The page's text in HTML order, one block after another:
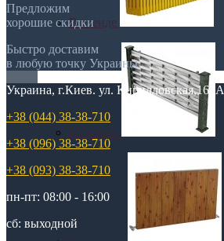
В тренде
Предложим
хорошие скидки
Быстро доставим
в любую точку Украины
Украина, г.Киев. ул. Кирилловская,160А
+38 (044) 38-38-710
+38 (096) 38-38-710
+38 (093) 38-38-710
пн-пт: 08:00 - 16:00
сб: выходной